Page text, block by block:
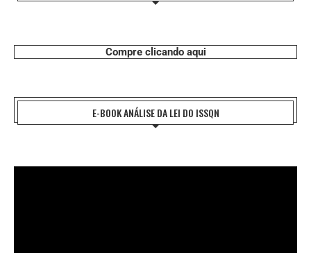
Compre clicando aqui
E-BOOK ANÁLISE DA LEI DO ISSQN